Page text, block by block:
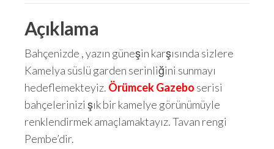
Açıklama
Bahçenizde , yazın güneşin karşısında sizlere
Kamelya süslü garden serinliğini sunmayı
hedeflemekteyiz. Örümcek Gazebo serisi
bahçelerinizi şık bir kamelye görünümüyle
renklendirmek amaçlamaktayız. Tavan rengi
Pembe’dir.